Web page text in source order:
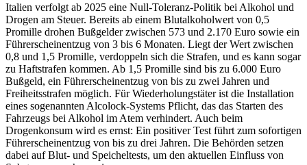
Italien verfolgt ab 2025 eine Null-Toleranz-Politik bei Alkohol und
Drogen am Steuer. Bereits ab einem Blutalkoholwert von 0,5
Promille drohen Bußgelder zwischen 573 und 2.170 Euro sowie ein
Führerscheinentzug von 3 bis 6 Monaten. Liegt der Wert zwischen
0,8 und 1,5 Promille, verdoppeln sich die Strafen, und es kann sogar
zu Haftstrafen kommen. Ab 1,5 Promille sind bis zu 6.000 Euro
Bußgeld, ein Führerscheinentzug von bis zu zwei Jahren und
Freiheitsstrafen möglich. Für Wiederholungstäter ist die Installation
eines sogenannten Alcolock-Systems Pflicht, das das Starten des
Fahrzeugs bei Alkohol im Atem verhindert. Auch beim
Drogenkonsum wird es ernst: Ein positiver Test führt zum sofortigen
Führerscheinentzug von bis zu drei Jahren. Die Behörden setzen
dabei auf Blut- und Speicheltests, um den aktuellen Einfluss von